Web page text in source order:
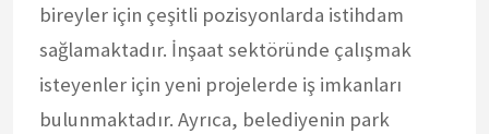
bireyler için çeşitli pozisyonlarda istihdam
sağlamaktadır. İnşaat sektöründe çalışmak
isteyenler için yeni projelerde iş imkanları
bulunmaktadır. Ayrıca, belediyenin park